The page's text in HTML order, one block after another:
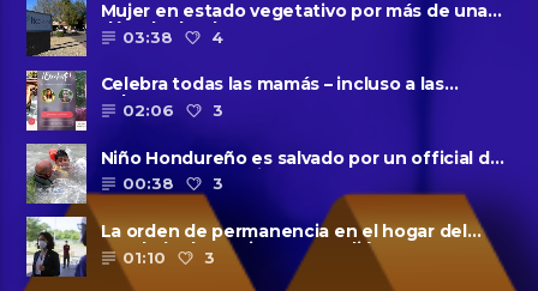
Mujer en estado vegetativo por más de una
década da a luz en un ......
03:38 4
Celebra todas las mamás – incluso a las
solteras – con ......
02:06 3
Niño Hondureño es salvado por un official de
la patrulla fronteriza
00:38 3
La orden de permanencia en el hogar del
condado de Harris se extendió......
01:10 3